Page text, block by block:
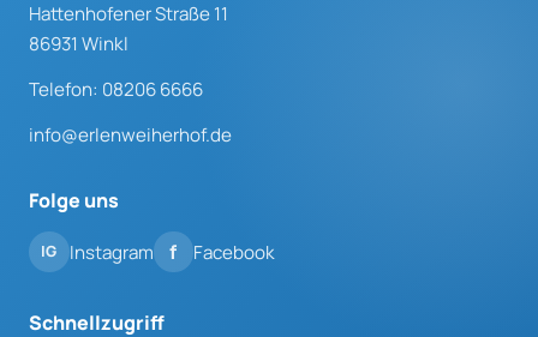
Hattenhofener Straße 11
86931 Winkl
Telefon: 08206 6666
info@erlenweiherhof.de
Folge uns
Instagram Facebook
Schnellzugriff